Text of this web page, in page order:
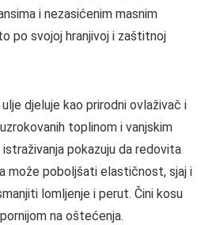
i nezasićenim masnim
po svojoj hranjivoj i zaštitnoj
djeluje kao prirodni ovlaživač i
toplinom i vanjskim
pokazuju da redovita
može poboljšati elastičnost, sjaj i
lomljenje i perut. Čini kosu
na oštećenja.